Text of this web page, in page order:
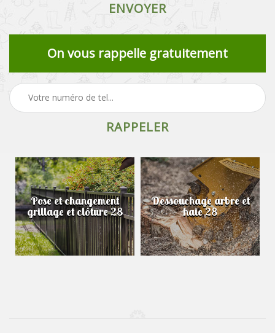
On vous rappelle gratuitement
Pose et changement
grillage et clôture 28
Dessouchage arbre et
haie 28